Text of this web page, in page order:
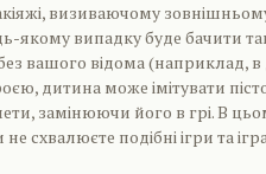
визиваючому
якому випадку буде бачити
вашого відома (наприклад,
дитина може імітувати
замінюючи його в грі. В
схвалюєте подібні ігри та